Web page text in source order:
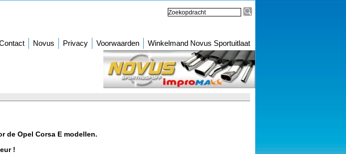
Novus Privacy Voorwaarden Winkelmand Novus Sportuitlaat
de Opel Corsa E modellen.
!